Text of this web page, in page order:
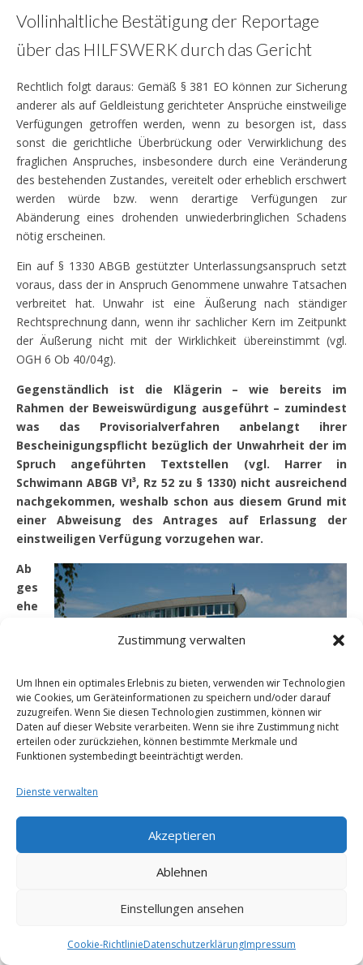
Zustimmung verwalten
Um Ihnen ein optimales Erlebnis zu bieten, verwenden wir Technologien
wie Cookies, um Geräteinformationen zu speichern und/oder darauf
zuzugreifen. Wenn Sie diesen Technologien zustimmen, können wir
Daten auf dieser Website verarbeiten. Wenn sie ihre Zustimmung nicht
erteilen oder zurückziehen, können bestimmte Merkmale und
Funktionen systembedingt beeinträchtigt werden.
Dienste verwalten
Akzeptieren
Ablehnen
Einstellungen ansehen
Cookie-RichtlinieDatenschutzerklärungImpressum
Vollinhaltliche Bestätigung der Reportage
über das HILFSWERK durch das Gericht
Rechtlich folgt daraus: Gemäß § 381 EO können zur Sicherung
anderer als auf Geldleistung gerichteter Ansprüche einstweilige
Verfügungen getroffen werden, wenn zu besorgen ist, dass
sonst die gerichtliche Überbrückung oder Verwirklichung des
fraglichen Anspruches, insbesondere durch eine Veränderung
des bestehenden Zustandes, vereitelt oder erheblich erschwert
werden würde bzw. wenn derartige Verfügungen zur
Abänderung eines drohenden unwiederbringlichen Schadens
nötig erscheinen.
Ein auf § 1330 ABGB gestützter Unterlassungsanspruch setzt
voraus, dass der in Anspruch Genommene unwahre Tatsachen
verbreitet hat. Unwahr ist eine Äußerung nach ständiger
Rechtsprechnung dann, wenn ihr sachlicher Kern im Zeitpunkt
der Äußerung nicht mit der Wirklichkeit übereinstimmt (vgl.
OGH 6 Ob 40/04g).
Gegenständlich ist die Klägerin – wie bereits im
Rahmen der Beweiswürdigung ausgeführt – zumindest
was das Provisorialverfahren anbelangt ihrer
Bescheinigungspflicht bezüglich der Unwahrheit der im
Spruch angeführten Textstellen (vgl. Harrer in
Schwimann ABGB VI³, Rz 52 zu § 1330) nicht ausreichend
nachgekommen, weshalb schon aus diesem Grund mit
einer Abweisung des Antrages auf Erlassung der
einstweiligen Verfügung vorzugehen war.
Ab
ges
ehe
bes
tan
d
ge
ge
ändlich aufgrund der derzeit massiven öffentlichen
ein überwiegendes Interesse der Öffentlichkeit an der
Veröffentlichung der gegenständlichen
Tatsachenbehauptungen. Der Beklagte hat die
Dienstplanes, Aufforderung diverser Personen bzw.
Mitarbeitern der Klägerin und dergleichen (siehe